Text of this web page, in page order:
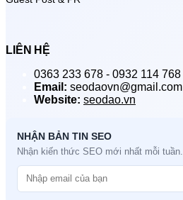
LIÊN HỆ
0363 233 678 - 0932 114 768
Email: seodaovn@gmail.com
Website: seodao.vn
NHẬN BẢN TIN SEO
Nhận kiến thức SEO mới nhất mỗi tuần.